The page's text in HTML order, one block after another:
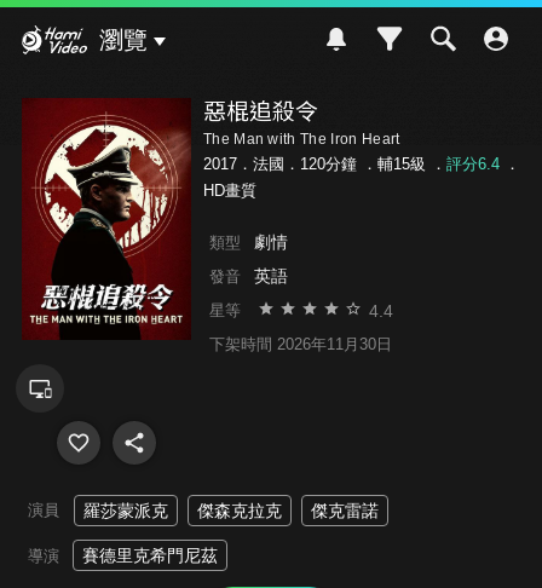
瀏覽
惡棍追殺令
The Man with The Iron Heart
2017．法國．120分鐘 ． 輔15級 ． 評分6.4．
HD畫質
類型 劇情
發音 英語
星等 4.4
下架時間 2026年11月30日
演員 羅莎蒙派克 傑森克拉克 傑克雷諾
導演 賽德里克希門尼茲